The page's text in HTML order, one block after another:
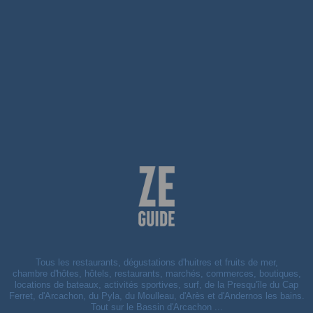
Tous les restaurants, dégustations d'huitres et fruits de mer,
chambre d'hôtes, hôtels, restaurants, marchés, commerces, boutiques,
locations de bateaux, activités sportives, surf, de la Presqu'île du Cap
Ferret, d'Arcachon, du Pyla, du Moulleau, d'Arès et d'Andernos les bains.
Tout sur le Bassin d'Arcachon ...